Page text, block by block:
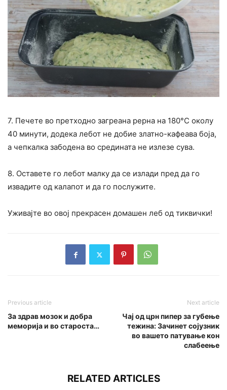
7. Печете во претходно загреана рерна на 180°C околу
40 минути, додека лебот не добие златно-кафеава боја,
а чепкалка забодена во средината не излезе сува.
8. Оставете го лебот малку да се излади пред да го
извадите од калапот и да го послужите.
Уживајте во овој прекрасен домашен леб од тиквички!
Previous article
За здрав мозок и добра
меморија и во староста…
Next article
Чај од црн пипер за губење
тежина: Зачинет сојузник
во вашето патување кон
слабеење
RELATED ARTICLES